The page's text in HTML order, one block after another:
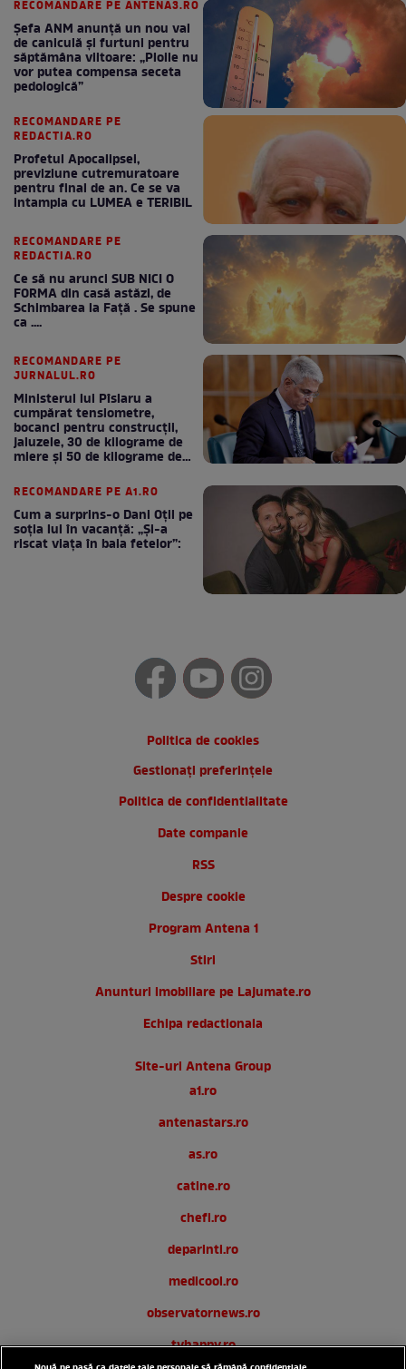
RECOMANDARE PE ANTENA3.RO
Șefa ANM anunță un nou val
de caniculă și furtuni pentru
săptămâna viitoare: „Ploile nu
vor putea compensa seceta
pedologică”
RECOMANDARE PE
REDACTIA.RO
Profetul Apocalipsei,
previziune cutremuratoare
pentru final de an. Ce se va
intampla cu LUMEA e TERIBIL
RECOMANDARE PE
REDACTIA.RO
Ce să nu arunci SUB NICI O
FORMA din casă astăzi, de
Schimbarea la Față . Se spune
ca ....
RECOMANDARE PE
JURNALUL.RO
Ministerul lui Pîslaru a
cumpărat tensiometre,
bocanci pentru construcții,
jaluzele, 30 de kilograme de
miere și 50 de kilograme de
RECOMANDARE PE A1.RO
Cum a surprins-o Dani Oțil pe
soția lui în vacanță: „Și-a
riscat viața în baia fetelor”:
Politica de cookies
Gestionați preferințele
Politica de confidentialitate
Date companie
RSS
Despre cookie
Program Antena 1
Stiri
Anunturi imobiliare pe Lajumate.ro
Echipa redactionala
Site-uri Antena Group
a1.ro
antenastars.ro
as.ro
catine.ro
chefi.ro
deparinti.ro
medicool.ro
observatornews.ro
tvhappy.ro